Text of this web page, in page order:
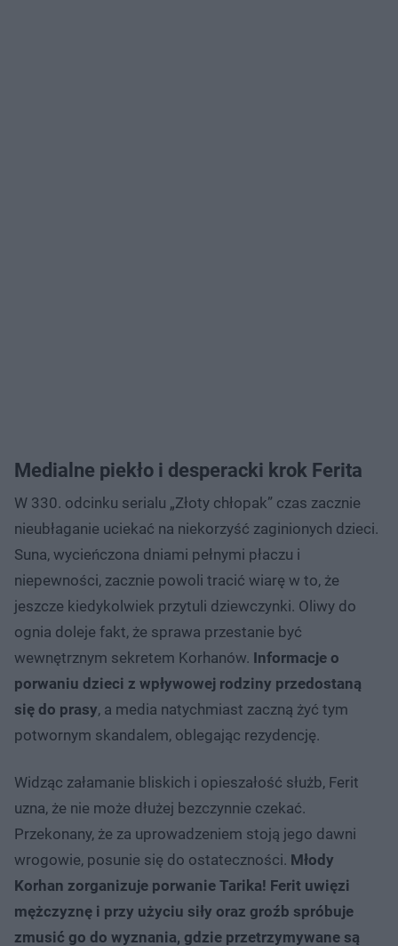
Medialne piekło i desperacki krok Ferita
W 330. odcinku serialu „Złoty chłopak” czas zacznie
nieubłaganie uciekać na niekorzyść zaginionych dzieci.
Suna, wycieńczona dniami pełnymi płaczu i
niepewności, zacznie powoli tracić wiarę w to, że
jeszcze kiedykolwiek przytuli dziewczynki. Oliwy do
ognia doleje fakt, że sprawa przestanie być
wewnętrznym sekretem Korhanów. Informacje o
porwaniu dzieci z wpływowej rodziny przedostaną
się do prasy, a media natychmiast zaczną żyć tym
potwornym skandalem, oblegając rezydencję.
Widząc załamanie bliskich i opieszałość służb, Ferit
uzna, że nie może dłużej bezczynnie czekać.
Przekonany, że za uprowadzeniem stoją jego dawni
wrogowie, posunie się do ostateczności. Młody
Korhan zorganizuje porwanie Tarika! Ferit uwięzi
mężczyznę i przy użyciu siły oraz groźb spróbuje
zmusić go do wyznania, gdzie przetrzymywane są